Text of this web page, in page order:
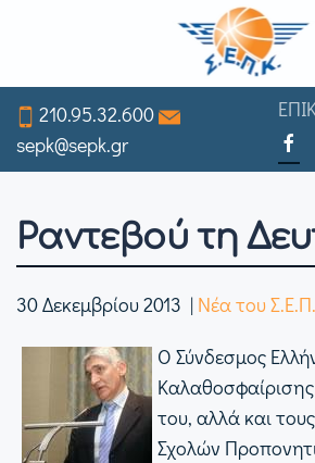
to
main
content
210.95.32.600
sepk@sepk.gr
Ραντεβού τη
30 Δεκεμβρίου 2013 | Νέα του
Ο Σύνδεσμος
του, αλλά και
Σχολών